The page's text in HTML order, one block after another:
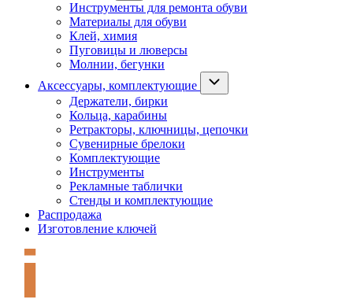
Инструменты для ремонта обуви
Материалы для обуви
Клей, химия
Пуговицы и люверсы
Молнии, бегунки
Аксессуары, комплектующие
Держатели, бирки
Кольца, карабины
Ретракторы, ключницы, цепочки
Сувенирные брелоки
Комплектующие
Инструменты
Рекламные таблички
Стенды и комплектующие
Распродажа
Изготовление ключей